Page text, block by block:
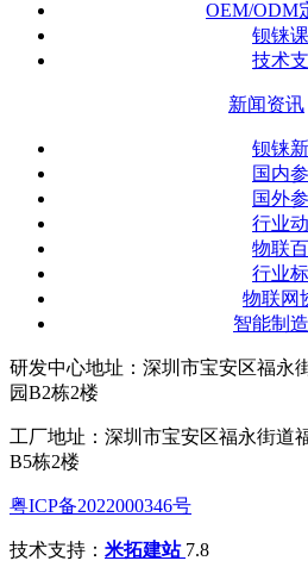
OEM/ODM
钡铼
技术
新闻资讯
钡铼
国内
国外
行业
物联
行业
物联网
智能制
研发中心地址：深圳市宝安区福永
园B2栋2楼
工厂地址：深圳市宝安区福永街道
B5栋2楼
粤ICP备2022000346号
技术支持： 米拓建站 7.8